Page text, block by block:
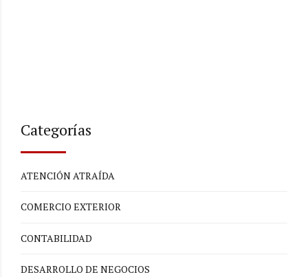
Categorías
ATENCIÓN ATRAÍDA
COMERCIO EXTERIOR
CONTABILIDAD
DESARROLLO DE NEGOCIOS